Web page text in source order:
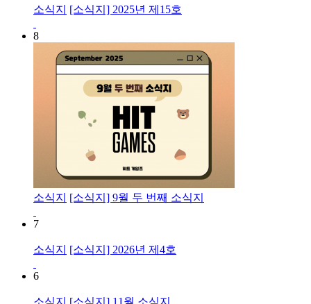
소식지 [소식지] 2025년 제15호
8
소식지 [소식지] 9월 두 번째 소식지
7
소식지 [소식지] 2026년 제4호
6